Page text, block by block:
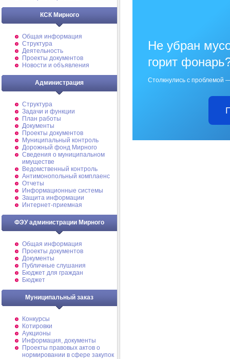
КСК Мирного
Общая информация
Структура
Деятельность
Проекты документов
Новости и объявления
Администрация
Структура
Задачи и функции
План работы
Документы
Проекты документов
Муниципальный контроль
Дорожный фонд Мирного
Cведения о муниципальном
имуществе
Ведомственный контроль
Антимонопольный комплаенс
Отчеты
Информационные системы
Защита информации
Интернет-приемная
ФЭУ администрации Мирного
Общая информация
Проекты документов
Документы
Публичные слушания
Бюджет для граждан
Бюджет
Муниципальный заказ
Конкурсы
Котировки
Аукционы
Информация, документы
Проекты правовых актов о
нормировании в сфере закупок
Не убран
горит
Столкнулись с проблемой